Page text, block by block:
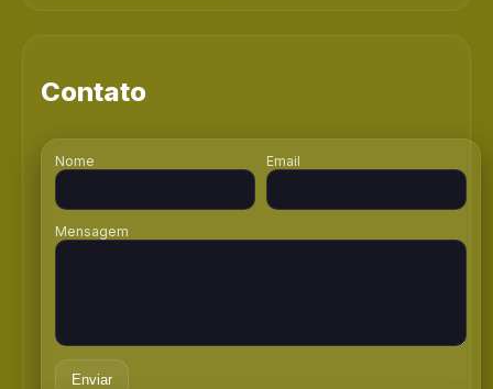
Contato
Nome Email
Mensagem
Enviar